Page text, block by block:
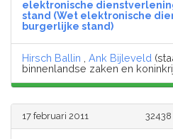
elektronische
stand (Wet elektronische
burgerlijke stand)
Hirsch Ballin Ank Bijleveld
binnenlandse zaken en
17 februari 2011 32438